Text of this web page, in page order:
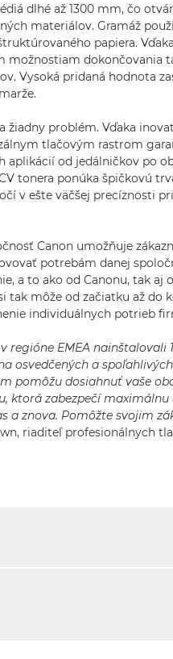
dlhé až 1300 mm, čo
materiálov. Gramáž
papiera.
možnostiam dokončovania
Vysoká pridaná hodnota
žiadny problém. Vďaka
tlačovým rastrom
od jedálničkov po
tonera ponúka špičkovú
v ešte väčšej precíznosti
Canon umožňuje
potrebám danej
a to ako od Canonu, tak aj
tak môže od začiatku až do
individuálnych potrieb
regióne EMEA nainštalovali
osvedčených a
pomôžu dosiahnuť vaše
ktorá zabezpečí maximálnu
a znova. Pomôžte svojim
riaditeľ profesionálnych